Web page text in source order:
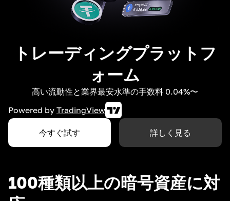
トレーディングプラットフ
ォーム
高い流動性と業界最安水準の手数料 0.04%〜
Powered by TradingView
今すぐ試す 詳しく見る
100種類以上の暗号資産に対